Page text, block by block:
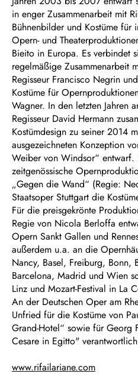
in enger Zusammenarbeit mit
Bühnenbilder und Kostüme für
Opern- und
Bieito in Europa. Es verbindet
regelmäßige Zusammenarbeit
Regisseur Francisco Negrin
Kostüme für
Wagner. In den letzten Jahren
Regisseur David Hermann
Kostümdesign zu seiner 2014
ausgezeichneten Konzeption
Weiber von Windsor“
zeitgenössische
„Gegen die Wand“ (Regie:
Staatsoper Stuttgart die
Für die preisgekrönte
Regie von Nicola Berloffa
Opern Sankt Gallen und
außerdem u.a. an die
Nancy, Basel, Freiburg, Bonn,
Barcelona, Madrid und Wien
Linz und Mozart-Festival in La
An der Deutschen Oper am
Unfried für die Kostüme von
Grand-Hotel“ sowie für Georg
Cesare in Egitto"
www.rifailariane.com